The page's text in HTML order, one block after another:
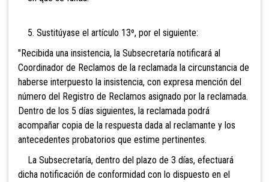
5. Sustitúyase el artículo 13º, por el siguiente:
"Recibida una insistencia, la Subsecretaría notificará al
Coordinador de Reclamos de la reclamada la circunstancia de
haberse interpuesto la insistencia, con expresa mención del
número del Registro de Reclamos asignado por la reclamada.
Dentro de los 5 días siguientes, la reclamada podrá
acompañar copia de la respuesta dada al reclamante y los
antecedentes probatorios que estime pertinentes.
La Subsecretaría, dentro del plazo de 3 días, efectuará
dicha notificación de conformidad con lo dispuesto en el